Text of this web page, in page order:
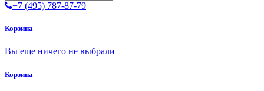
+7 (495) 787-87-79
Корзина
Вы еще ничего не выбрали
Корзина